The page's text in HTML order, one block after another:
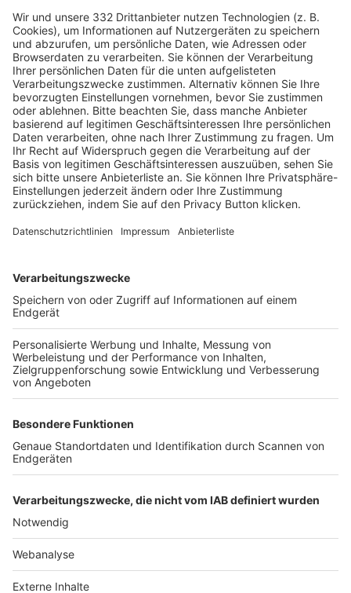
HÄUFIG BESUCHTE SEITEN
Pässe und Vereinswechsel
Trainerausbildung
Schulungsangebot Vereinsmitarbeiter
BFV-Geschäftsstellen
Trainerbörse
Login SpielPlus
FOLGE DEM BFV
TOP-VEREINE
TOP-PARTNER
Nutzungsbedingungen Datenschutz Impressum